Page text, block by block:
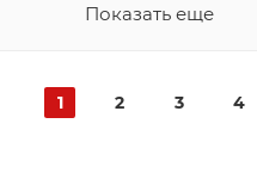
Показать еще
1 2 3 4